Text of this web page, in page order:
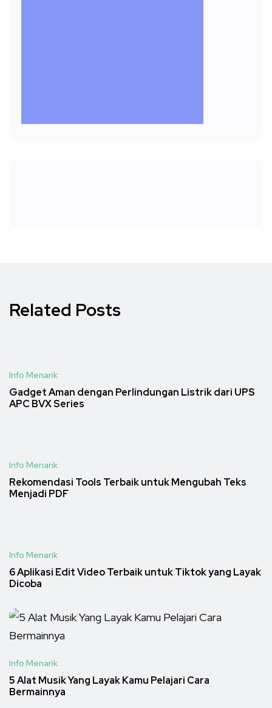
Related Posts
Info Menarik
Gadget Aman dengan Perlindungan Listrik dari UPS
APC BVX Series
Info Menarik
Rekomendasi Tools Terbaik untuk Mengubah Teks
Menjadi PDF
Info Menarik
6 Aplikasi Edit Video Terbaik untuk Tiktok yang Layak
Dicoba
Info Menarik
5 Alat Musik Yang Layak Kamu Pelajari Cara
Bermainnya